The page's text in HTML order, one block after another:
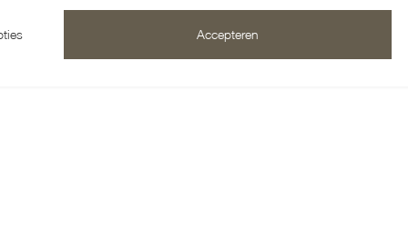
Accepteren